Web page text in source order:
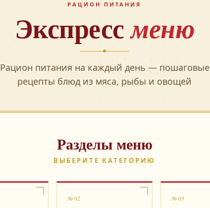
РАЦИОН ПИТАНИЯ
Экспрессменю
Рацион питания на каждый день — пошаговые
рецепты блюд из мяса, рыбы и овощей
Разделы меню
ВЫБЕРИТЕ КАТЕГОРИЮ
№ 02 № 03